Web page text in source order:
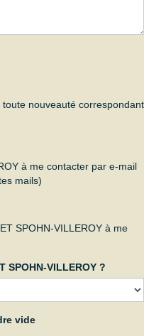
nouveauté correspondant
à me contacter par e-mail
mails)
SPOHN-VILLEROY à me
SPOHN-VILLEROY ?
vide